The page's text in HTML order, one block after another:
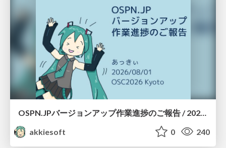
akkiesoft
0 240